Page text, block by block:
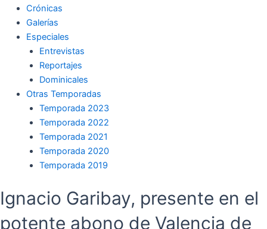
Crónicas
Galerías
Especiales
Entrevistas
Reportajes
Dominicales
Otras Temporadas
Temporada 2023
Temporada 2022
Temporada 2021
Temporada 2020
Temporada 2019
Ignacio Garibay, presente en el
potente abono de Valencia de